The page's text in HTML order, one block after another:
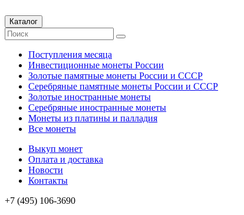
Каталог
Поступления месяца
Инвестиционные монеты России
Золотые памятные монеты России и СССР
Серебряные памятные монеты России и СССР
Золотые иностранные монеты
Серебряные иностранные монеты
Монеты из платины и палладия
Все монеты
Выкуп монет
Оплата и доставка
Новости
Контакты
+7 (495) 106-3690